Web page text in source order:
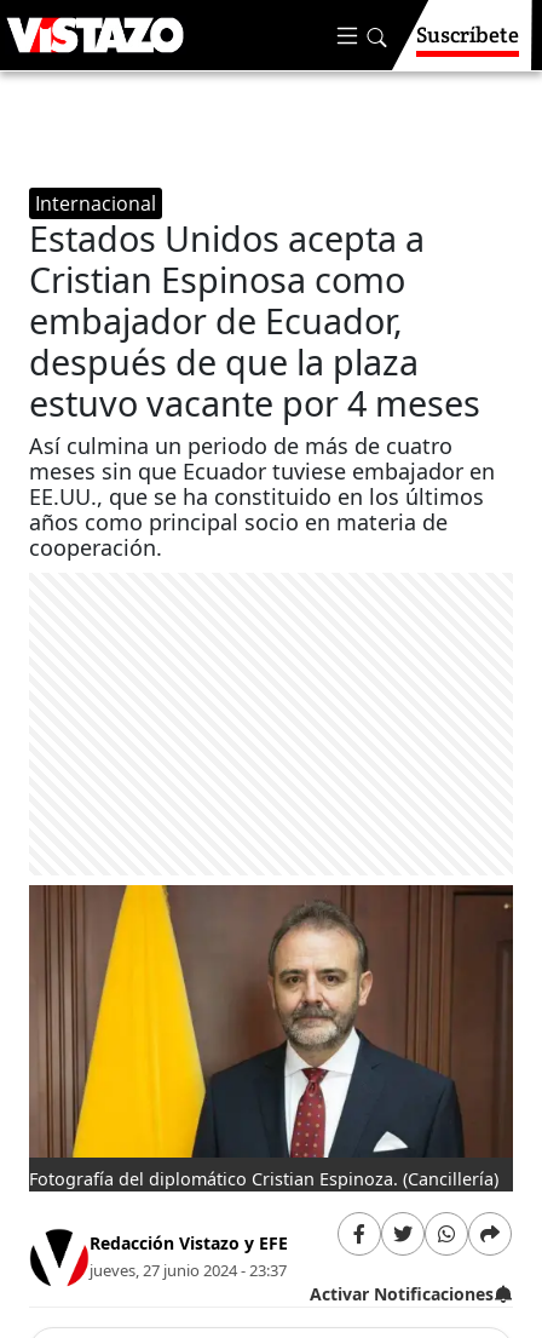
Suscríbete
Internacional
Estados Unidos acepta a
Cristian Espinosa como
embajador de Ecuador,
después de que la plaza
estuvo vacante por 4 meses
Así culmina un periodo de más de cuatro
meses sin que Ecuador tuviese embajador en
EE.UU., que se ha constituido en los últimos
años como principal socio en materia de
cooperación.
Fotografía del diplomático Cristian Espinoza. (Cancillería)
Redacción Vistazo y EFE
jueves, 27 junio 2024 - 23:37
Activar Notificaciones